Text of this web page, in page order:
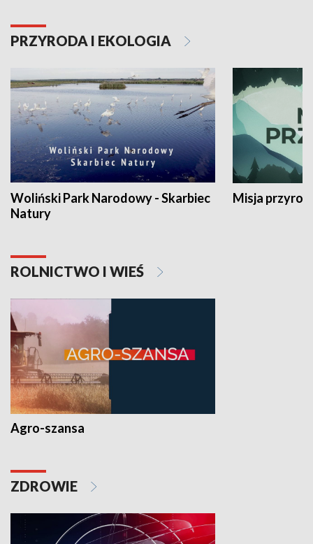
PRZYRODA I EKOLOGIA
Woliński Park Narodowy - Skarbiec
Natury
Misja
ROLNICTWO I WIEŚ
Agro-szansa
ZDROWIE